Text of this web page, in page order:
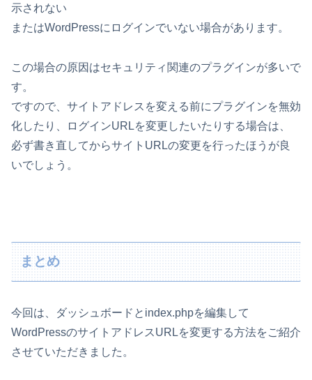
示されない
またはWordPressにログインでいない場合があります。
この場合の原因はセキュリティ関連のプラグインが多いで
す。
ですので、サイトアドレスを変える前にプラグインを無効
化したり、ログインURLを変更したいたりする場合は、
必ず書き直してからサイトURLの変更を行ったほうが良
いでしょう。
まとめ
今回は、ダッシュボードとindex.phpを編集して
WordPressのサイトアドレスURLを変更する方法をご紹介
させていただきました。